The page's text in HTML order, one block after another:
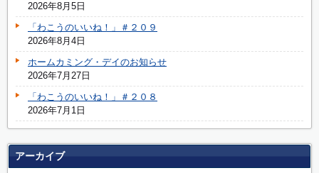
2026年8月5日
「わこうのいいね！」＃２０９
2026年8月4日
ホームカミング・デイのお知らせ
2026年7月27日
「わこうのいいね！」＃２０８
2026年7月1日
アーカイブ